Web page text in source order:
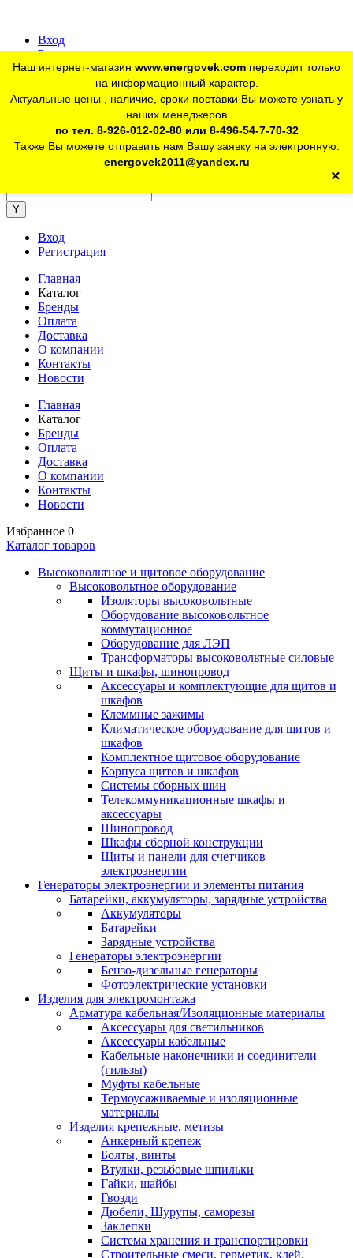
Вход
Регистрация
Для юр. лиц:+7 (926) 012-02-80
telegram Розничный магазин:+7 (925) 902-46-10
Наш интернет-магазин www.energovek.com переходит только
на информационный характер.
Актуальные цены , наличие, сроки поставки Вы можете узнать у
наших менеджеров
по тел. 8-926-012-02-80 или 8-496-54-7-70-32
Также Вы можете отправить нам Вашу заявку на электронную:
energovek2011@yandex.ru
×
Вход
Регистрация
Главная
Каталог
Бренды
Оплата
Доставка
О компании
Контакты
Новости
Главная
Каталог
Бренды
Оплата
Доставка
О компании
Контакты
Новости
Избранное 0
Каталог товаров
Высоковольтное и щитовое оборудование
Высоковольтное оборудование
Изоляторы высоковольтные
Оборудование высоковольтное
коммутационное
Оборудование для ЛЭП
Трансформаторы высоковольтные силовые
Щиты и шкафы, шинопровод
Аксессуары и комплектующие для щитов и
шкафов
Клеммные зажимы
Климатическое оборудование для щитов и
шкафов
Комплектное щитовое оборудование
Корпуса щитов и шкафов
Системы сборных шин
Телекоммуникационные шкафы и
аксессуары
Шинопровод
Шкафы сборной конструкции
Щиты и панели для счетчиков
электроэнергии
Генераторы электроэнергии и элементы питания
Батарейки, аккумуляторы, зарядные устройства
Аккумуляторы
Батарейки
Зарядные устройства
Генераторы электроэнергии
Бензо-дизельные генераторы
Фотоэлектрические установки
Изделия для электромонтажа
Арматура кабельная/Изоляционные материалы
Аксессуары для светильников
Аксессуары кабельные
Кабельные наконечники и соединители
(гильзы)
Муфты кабельные
Термоусаживаемые и изоляционные
материалы
Изделия крепежные, метизы
Анкерный крепеж
Болты, винты
Втулки, резьбовые шпильки
Гайки, шайбы
Гвозди
Дюбели, Шурупы, саморезы
Заклепки
Система хранения и транспортировки
Строительные смеси, герметик, клей,